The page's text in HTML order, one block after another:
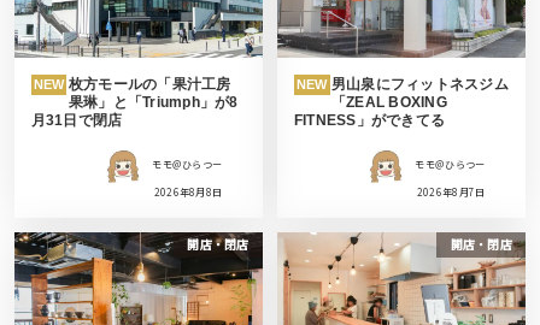
NEW 枚方モールの「果汁工房
果琳」と「Triumph」が8
月31日で閉店
モモ＠ひらつー
2026年8月8日
NEW 男山泉にフィットネスジム
「ZEAL BOXING
FITNESS」ができてる
モモ＠ひらつー
2026年8月7日
開店・閉店 開店・閉店